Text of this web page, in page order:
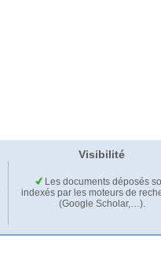
Visibilité
Les documents déposés
indexés par les moteurs de
(Google Scholar,…).